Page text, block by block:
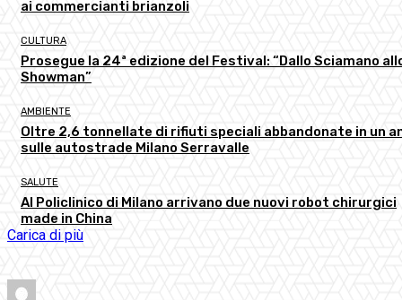
ai commercianti brianzoli
CULTURA
Prosegue la 24ª edizione del Festival: “Dallo Sciamano
Showman”
AMBIENTE
Oltre 2,6 tonnellate di rifiuti speciali abbandonate in un
sulle autostrade Milano Serravalle
SALUTE
Al Policlinico di Milano arrivano due nuovi robot chirurgici
made in China
Carica di più